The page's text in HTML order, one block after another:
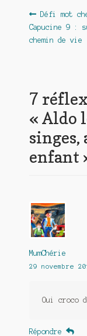
de
Article
précédent :
Défi mot
Capucine 9 :
chemin de vie
7
« Aldo
enfant
MumChérie
29 novembre
Oui croco
Répondre